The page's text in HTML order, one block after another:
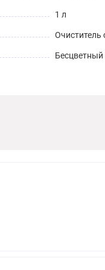
1 л
Очиститель
Бесцветный